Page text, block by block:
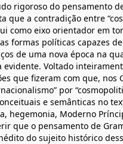
rigoroso do pensamento
que a contradição entre
como eixo orientador em
formas políticas capazes
de uma nova época na
Voltado
que fizeram com que, nos
por
e semânticas no
hegemonia, Moderno
que o pensamento de
do sujeito histórico